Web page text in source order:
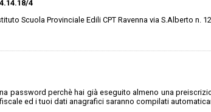
4
Scuola Provinciale Edili CPT Ravenna via S.Alberto n.
password perchè hai già eseguito almeno una
ed i tuoi dati anagrafici saranno compilati